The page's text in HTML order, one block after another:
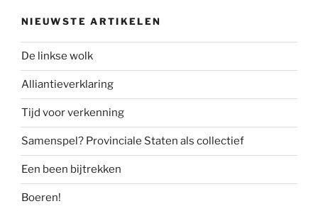
NIEUWSTE ARTIKELEN
De linkse wolk
Alliantieverklaring
Tijd voor verkenning
Samenspel? Provinciale Staten als collectief
Een been bijtrekken
Boeren!